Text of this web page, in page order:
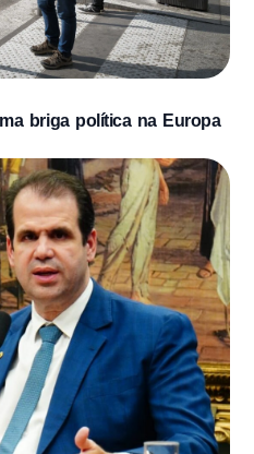
briga política na Europa